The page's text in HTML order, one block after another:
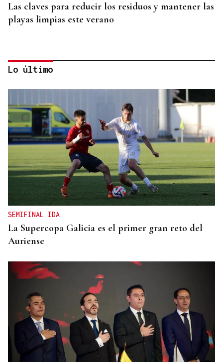
Las claves para reducir los residuos y mantener las
playas limpias este verano
PREVENCIÓN Y EXTINCIÓN
Millán Mon pide más medios europeos para
plantar cara a los incendios: “No todo es
extinguir”
Lo último
SEMIFINAL IDA
La Supercopa Galicia es el primer gran reto del
Auriense